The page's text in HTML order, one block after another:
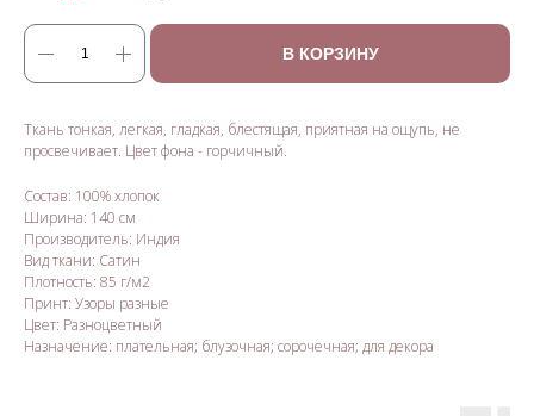
В КОРЗИНУ
Ткань тонкая, легкая, гладкая, блестящая, приятная на ощупь, не
просвечивает. Цвет фона - горчичный.
Состав: 100% хлопок
Ширина: 140 см
Производитель: Индия
Вид ткани: Сатин
Плотность: 85 г/м2
Принт: Узоры разные
Цвет: Разноцветный
Назначение: плательная; блузочная; сорочечная; для декора